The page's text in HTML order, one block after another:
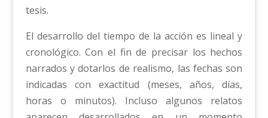
tesis.
El desarrollo del tiempo de la acción es lineal y
cronológico. Con el fin de precisar los hechos
narrados y dotarlos de realismo, las fechas son
indicadas con exactitud (meses, años, días,
horas o minutos). Incluso algunos relatos